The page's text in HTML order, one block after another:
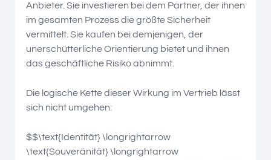
Anbieter. Sie investieren bei dem Partner, der ihnen
im gesamten Prozess die größte Sicherheit
vermittelt. Sie kaufen bei demjenigen, der
unerschütterliche Orientierung bietet und ihnen
das geschäftliche Risiko abnimmt.
Die logische Kette dieser Wirkung im Vertrieb lässt
sich nicht umgehen:
$$\text{Identität} \longrightarrow
\text{Souveränität} \longrightarrow